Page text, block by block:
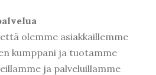
olemme asiakkaillemme
kumppani ja tuotamme
ja palveluillamme